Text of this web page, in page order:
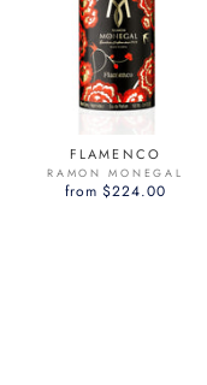
FLAMENCO
RAMON MONEGAL
from $224.00